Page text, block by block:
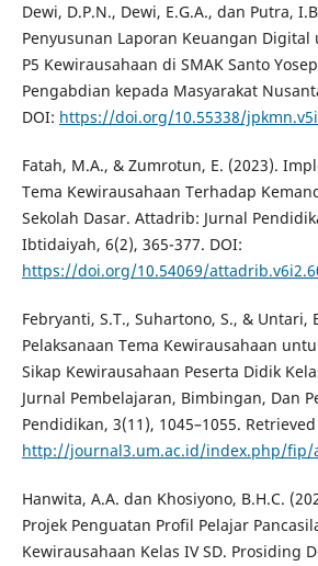
Dewi, D.P.N., Dewi, E.G.A., dan Putra,
Penyusunan Laporan Keuangan
P5 Kewirausahaan di SMAK Santo
Pengabdian kepada Masyarakat
DOI: https://doi.org/10.55338/
Fatah, M.A., & Zumrotun, E. (2023).
Tema Kewirausahaan Terhadap
Sekolah Dasar. Attadrib: Jurnal
Ibtidaiyah, 6(2), 365-377. DOI:
https://doi.org/10.54069/
Febryanti, S.T., Suhartono, S., & Untari,
Pelaksanaan Tema Kewirausahaan
Sikap Kewirausahaan Peserta Didik
Jurnal Pembelajaran, Bimbingan, Dan
Pendidikan, 3(11), 1045–1055.
http://journal3.um.ac.id/index.php/fip/
Hanwita, A.A. dan Khosiyono, B.H.C.
Projek Penguatan Profil Pelajar
Kewirausahaan Kelas IV SD. Prosiding